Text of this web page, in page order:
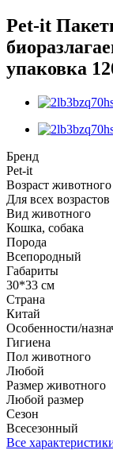
Pet-it
упаковка
Бренд
Pet-it
Возраст животного
Для всех возрастов
Вид животного
Кошка, собака
Порода
Всепородный
Габариты
30*33 см
Страна
Китай
Особенности/
Гигиена
Пол животного
Любой
Размер животного
Любой размер
Сезон
Всесезонный
Все